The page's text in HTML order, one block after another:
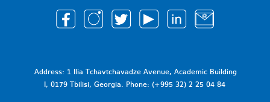
Address: 1 Ilia Tchavtchavadze Avenue, Academic Building
I, 0179 Tbilisi, Georgia. Phone: (+995 32) 2 25 04 84